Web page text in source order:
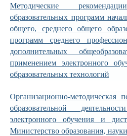
Методические
образовательных программ
общего, среднего общего
программ среднего
дополнительных
применением электронного
образовательных технологий
Организационно-методическая
образовательной
электронного обучения и
Министерство образования,